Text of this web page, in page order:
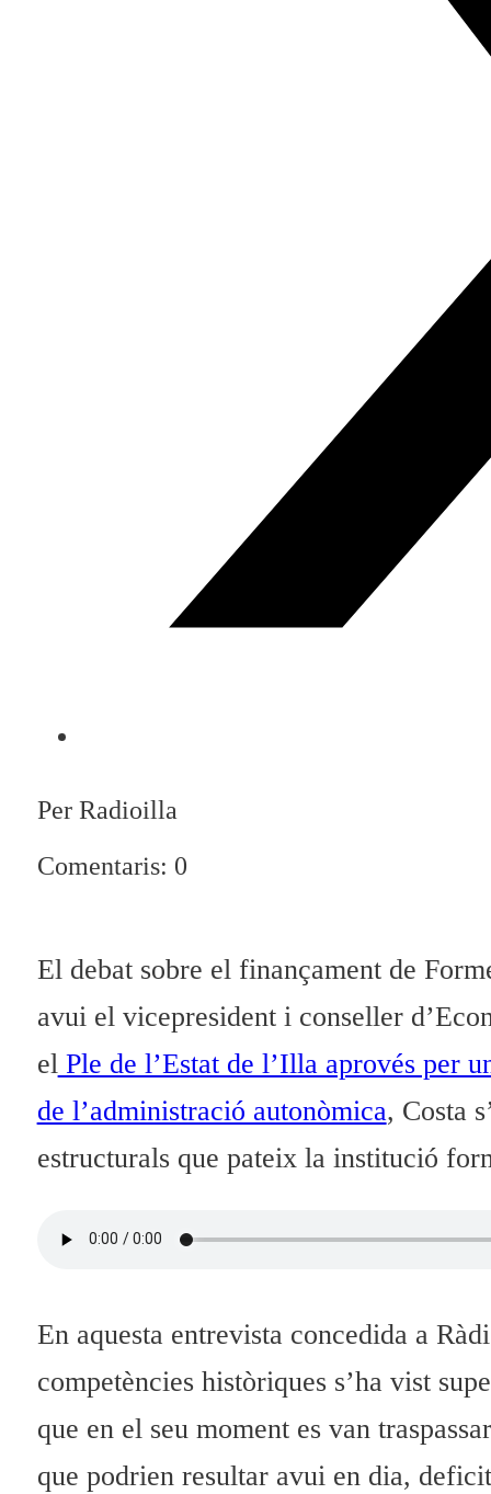
Per Radioilla
Comentaris: 0
El debat sobre el finançament de
avui el vicepresident i conseller
elPle de l’Estat de l’Illa aprovés per
de l’administració autonòmica, Costa
estructurals que pateix la institució
En aquesta entrevista concedida a
competències històriques s’ha vist
que en el seu moment es van
que podrien resultar avui en dia,